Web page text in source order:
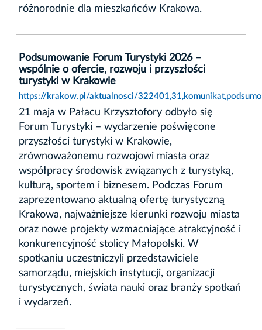
różnorodnie dla mieszkańców Krakowa.
Podsumowanie Forum Turystyki 2026 –
wspólnie o ofercie, rozwoju i przyszłości
turystyki w Krakowie
https://krakow.pl/aktualnosci/
21 maja w Pałacu Krzysztofory odbyło się
Forum Turystyki – wydarzenie poświęcone
przyszłości turystyki w Krakowie,
zrównoważonemu rozwojowi miasta oraz
współpracy środowisk związanych z turystyką,
kulturą, sportem i biznesem. Podczas Forum
zaprezentowano aktualną ofertę turystyczną
Krakowa, najważniejsze kierunki rozwoju miasta
oraz nowe projekty wzmacniające atrakcyjność i
konkurencyjność stolicy Małopolski. W
spotkaniu uczestniczyli przedstawiciele
samorządu, miejskich instytucji, organizacji
turystycznych, świata nauki oraz branży spotkań
i wydarzeń.